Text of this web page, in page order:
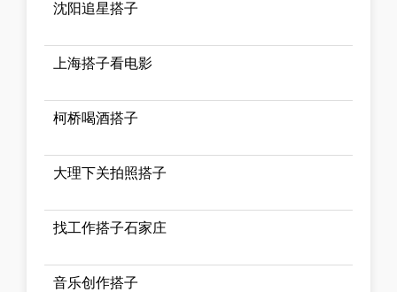
沈阳追星搭子
上海搭子看电影
柯桥喝酒搭子
大理下关拍照搭子
找工作搭子石家庄
音乐创作搭子